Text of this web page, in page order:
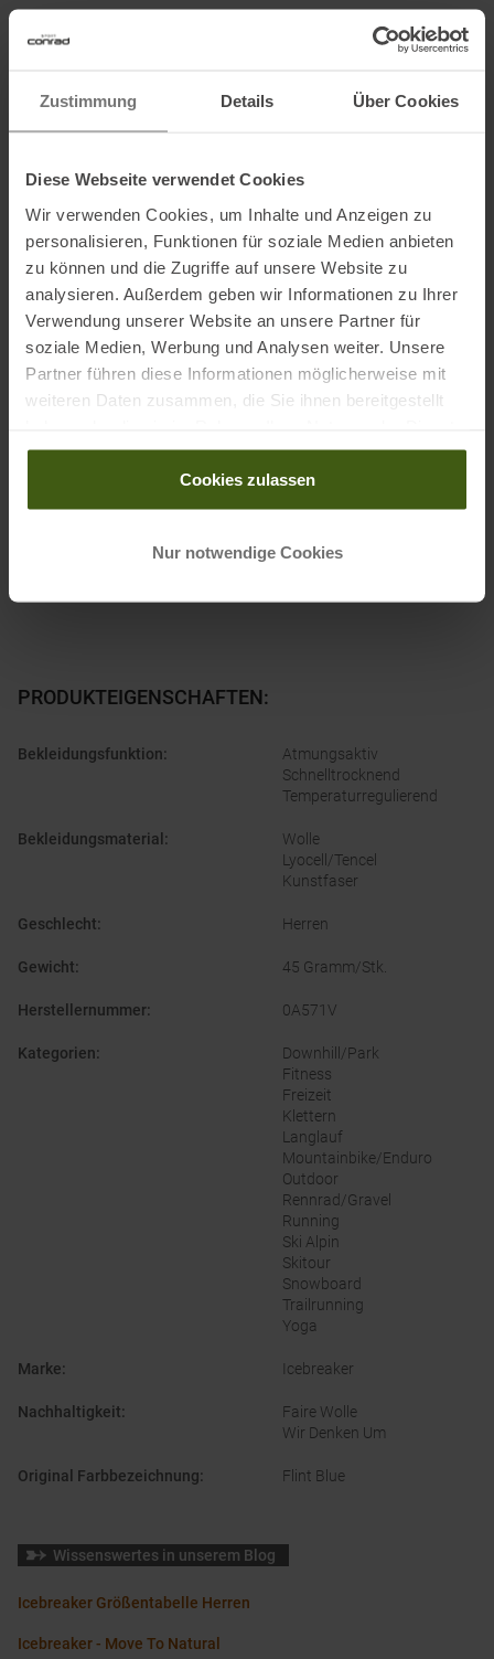
Zustimmung Details Über Cookies
Diese Webseite verwendet Cookies
Wir verwenden Cookies, um Inhalte und Anzeigen zu
personalisieren, Funktionen für soziale Medien anbieten
zu können und die Zugriffe auf unsere Website zu
analysieren. Außerdem geben wir Informationen zu Ihrer
Verwendung unserer Website an unsere Partner für
soziale Medien, Werbung und Analysen weiter. Unsere
Partner führen diese Informationen möglicherweise mit
weiteren Daten zusammen, die Sie ihnen bereitgestellt
gesammelt haben.
Cookies zulassen
Nur notwendige Cookies
56 % Lyocell, 40 % Wolle, 4 % Elasthan
Informationen zu EU Verordnung GPSR
Name des Herstellers:Icebreaker Apparel, LLC.
Postanschrift des Herstellers:
Lot 3 130-132 Ponsonby Road,
Auckland 1011, Neuseeland
Elektronische Adresse des Herstellers:
nz@icebreaker.com
Name des Einführers:VF Germany Textil-Handels GmbH
Postanschrift des Einführers:Walter-Gropius-Straße 23, 80807,
Deutschland
Elektronische Adresse des
Einführers:
corporate_communications@vfc.com
PRODUKTEIGENSCHAFTEN:
Bekleidungsfunktion:
Atmungsaktiv
Schnelltrocknend
Temperaturregulierend
Bekleidungsmaterial :
Wolle
Lyocell/Tencel
Kunstfaser
Geschlecht: Herren
Gewicht: 45 Gramm/Stk.
Herstellernummer: 0A571V
Kategorien:
Downhill/Park
Fitness
Freizeit
Klettern
Langlauf
Mountainbike/Enduro
Outdoor
Rennrad/Gravel
Running
Ski Alpin
Skitour
Snowboard
Trailrunning
Yoga
Marke: Icebreaker
Nachhaltigkeit:
Faire Wolle
Wir Denken Um
Original Farbbezeichnung: Flint Blue
Wissenswertes in unserem Blog
Icebreaker Größentabelle Herren
Icebreaker - Move To Natural